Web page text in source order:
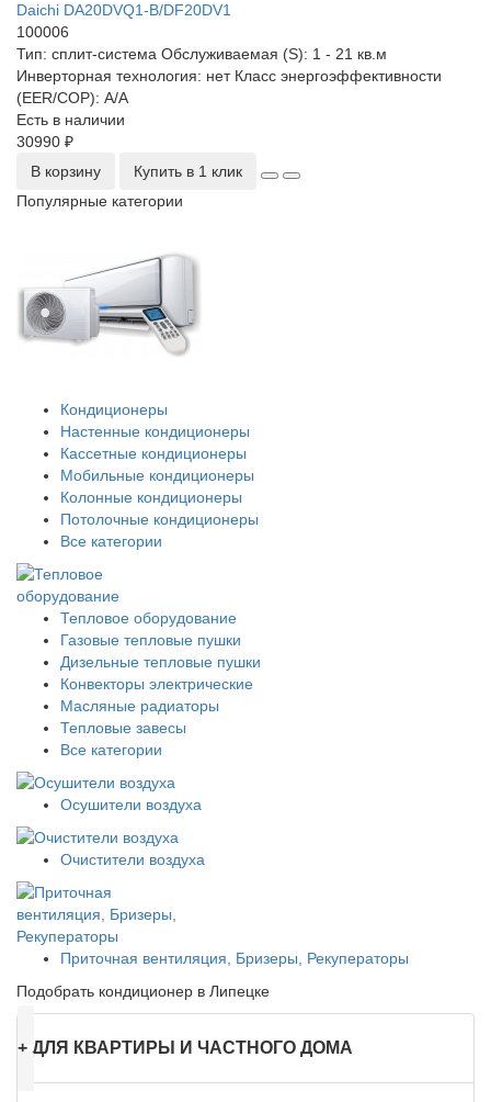
Daichi DA20DVQ1-B/DF20DV1
100006
Тип: сплит-система Обслуживаемая (S): 1 - 21 кв.м
Инверторная технология: нетКласс энергоэффективности
(EER/COP): A/A
Есть в наличии
30990 ₽
В корзину
Купить в 1 клик
Популярные категории
Кондиционеры
Настенные кондиционеры
Кассетные кондиционеры
Мобильные кондиционеры
Колонные кондиционеры
Потолочные кондиционеры
Все категории
Тепловое оборудование
Газовые тепловые пушки
Дизельные тепловые пушки
Конвекторы электрические
Масляные радиаторы
Тепловые завесы
Все категории
Осушители воздуха
Очистители воздуха
Приточная вентиляция, Бризеры, Рекуператоры
Подобрать кондиционер в Липецке
+ ДЛЯ КВАРТИРЫ И ЧАСТНОГО ДОМА